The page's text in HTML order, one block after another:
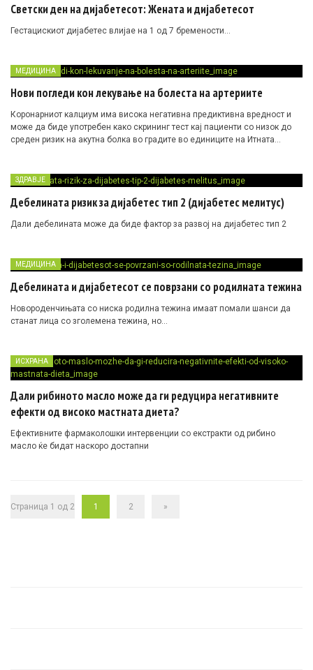
Светски ден на дијабетесот: Жената и дијабетесот
Гестацискиот дијабетес влијае на 1 од 7 бремености…
МЕДИЦИНА
Нови погледи кон лекување на болеста на артериите
Коронарниот калциум има висока негативна предиктивна вредност и
може да биде употребен како скрининг тест кај пациенти со низок до
среден ризик на акутна болка во градите во единиците на Итната
ЗДРАВЈЕ
Дебелината ризик за дијабетес тип 2 (дијабетес мелитус)
Дали дебелината може да биде фактор за развој на дијабетес тип 2
МЕДИЦИНА
Дебелината и дијабетесот се поврзани со родилната тежина
Новороденчињата со ниска родилна тежина имаат помали шанси да
станат лица со зголемена тежина, но…
ИСХРАНА
Дали рибиното масло може да ги редуцира негативните
ефекти од високо мастната диета?
Ефективните фармаколошки интервенции со екстракти од рибино
масло ќе бидат наскоро достапни
Страница 1 од 2 1 2 »